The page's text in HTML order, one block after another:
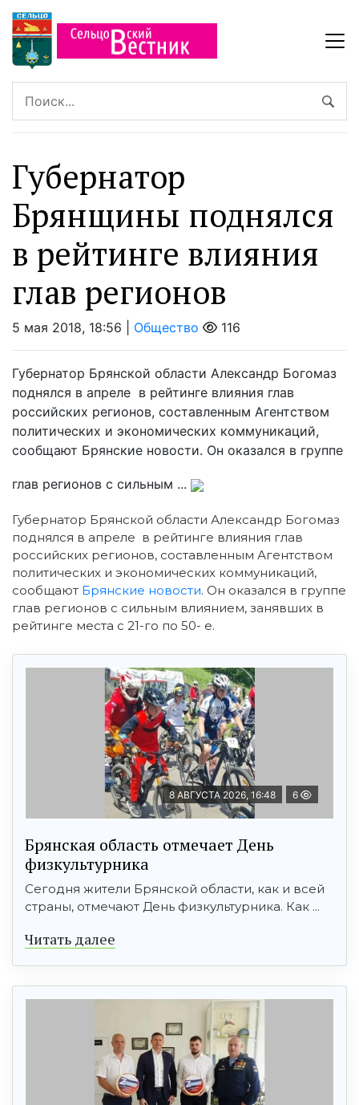
Губернатор
Брянщины поднялся
в рейтинге влияния
глав регионов
5 мая 2018, 18:56 | Общество 116
Губернатор Брянской области Александр Богомаз
поднялся в апреле в рейтинге влияния глав
российских регионов, составленным Агентством
политических и экономических коммуникаций,
сообщают Брянские новости. Он оказался в группе
глав регионов с сильным ...
Губернатор Брянской области Александр Богомаз
поднялся в апреле в рейтинге влияния глав
российских регионов, составленным Агентством
политических и экономических коммуникаций,
сообщают Брянские новости. Он оказался в группе
глав регионов с сильным влиянием, занявших в
рейтинге места с 21-го по 50- е.
8 АВГУСТА 2026, 16:48 6
Брянская область отмечает День
физкультурника
Сегодня жители Брянской области, как и всей
страны, отмечают День физкультурника. Как ...
Читать далее